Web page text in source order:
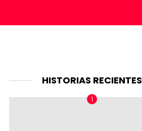
HISTORIAS RECIENTES